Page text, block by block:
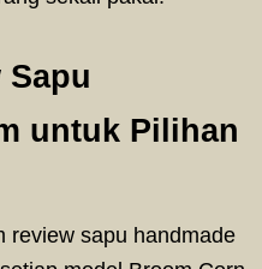
Sapu
untuk Pilihan
review sapu handmade